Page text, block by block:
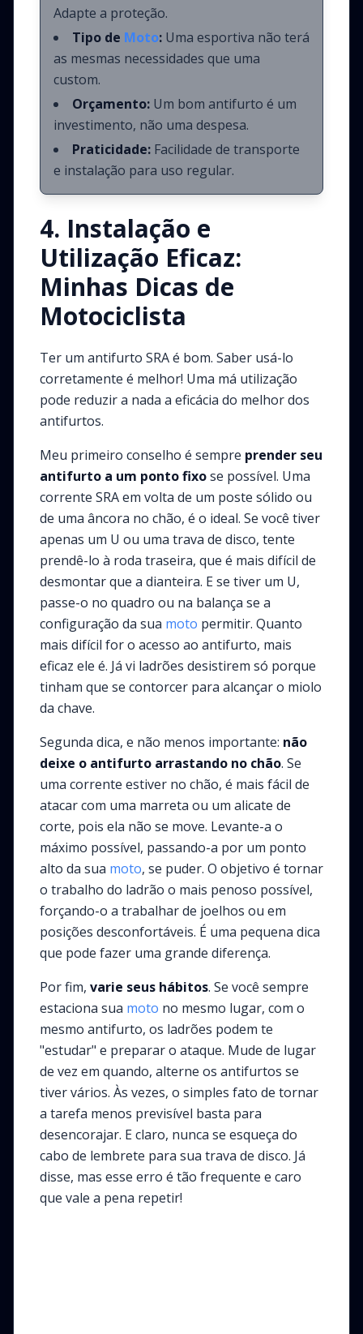
Adapte a proteção.
Tipo de Moto: Uma esportiva não terá
as mesmas necessidades que uma
custom.
Orçamento: Um bom antifurto é um
investimento, não uma despesa.
Praticidade: Facilidade de transporte
e instalação para uso regular.
4. Instalação e
Utilização Eficaz:
Minhas Dicas de
Motociclista
Ter um antifurto SRA é bom. Saber usá-lo
corretamente é melhor! Uma má utilização
pode reduzir a nada a eficácia do melhor dos
antifurtos.
Meu primeiro conselho é sempre prender seu
antifurto a um ponto fixose possível. Uma
corrente SRA em volta de um poste sólido ou
de uma âncora no chão, é o ideal. Se você tiver
apenas um U ou uma trava de disco, tente
prendê-lo à roda traseira, que é mais difícil de
desmontar que a dianteira. E se tiver um U,
passe-o no quadro ou na balança se a
configuração da sua moto permitir. Quanto
mais difícil for o acesso ao antifurto, mais
eficaz ele é. Já vi ladrões desistirem só porque
tinham que se contorcer para alcançar o miolo
da chave.
Segunda dica, e não menos importante: não
deixe o antifurto arrastando no chão. Se
uma corrente estiver no chão, é mais fácil de
atacar com uma marreta ou um alicate de
corte, pois ela não se move. Levante-a o
máximo possível, passando-a por um ponto
alto da sua moto, se puder. O objetivo é tornar
o trabalho do ladrão o mais penoso possível,
forçando-o a trabalhar de joelhos ou em
posições desconfortáveis. É uma pequena dica
que pode fazer uma grande diferença.
Por fim, varie seus hábitos. Se você sempre
estaciona sua moto no mesmo lugar, com o
mesmo antifurto, os ladrões podem te
"estudar" e preparar o ataque. Mude de lugar
de vez em quando, alterne os antifurtos se
tiver vários. Às vezes, o simples fato de tornar
a tarefa menos previsível basta para
desencorajar. E claro, nunca se esqueça do
cabo de lembrete para sua trava de disco. Já
disse, mas esse erro é tão frequente e caro
que vale a pena repetir!